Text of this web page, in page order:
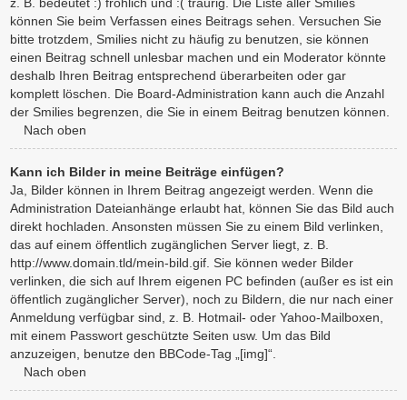
können Sie beim Verfassen eines Beitrags sehen. Versuchen Sie
bitte trotzdem, Smilies nicht zu häufig zu benutzen, sie können
einen Beitrag schnell unlesbar machen und ein Moderator könnte
deshalb Ihren Beitrag entsprechend überarbeiten oder gar
komplett löschen. Die Board-Administration kann auch die Anzahl
der Smilies begrenzen, die Sie in einem Beitrag benutzen können.
Nach oben
Kann ich Bilder in meine Beiträge einfügen?
Ja, Bilder können in Ihrem Beitrag angezeigt werden. Wenn die
Administration Dateianhänge erlaubt hat, können Sie das Bild auch
direkt hochladen. Ansonsten müssen Sie zu einem Bild verlinken,
das auf einem öffentlich zugänglichen Server liegt, z. B.
http://www.domain.tld/mein-bild.gif. Sie können weder Bilder
verlinken, die sich auf Ihrem eigenen PC befinden (außer es ist ein
öffentlich zugänglicher Server), noch zu Bildern, die nur nach einer
Anmeldung verfügbar sind, z. B. Hotmail- oder Yahoo-Mailboxen,
mit einem Passwort geschützte Seiten usw. Um das Bild
anzuzeigen, benutze den BBCode-Tag „[img]“.
Nach oben